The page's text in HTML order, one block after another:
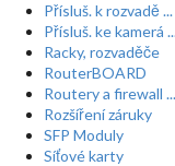
Přísluš. k rozvadě ...
Přísluš. ke kamerá
Racky, rozvaděče
RouterBOARD
Routery a firewall ...
Rozšíření záruky
SFP Moduly
Síťové karty